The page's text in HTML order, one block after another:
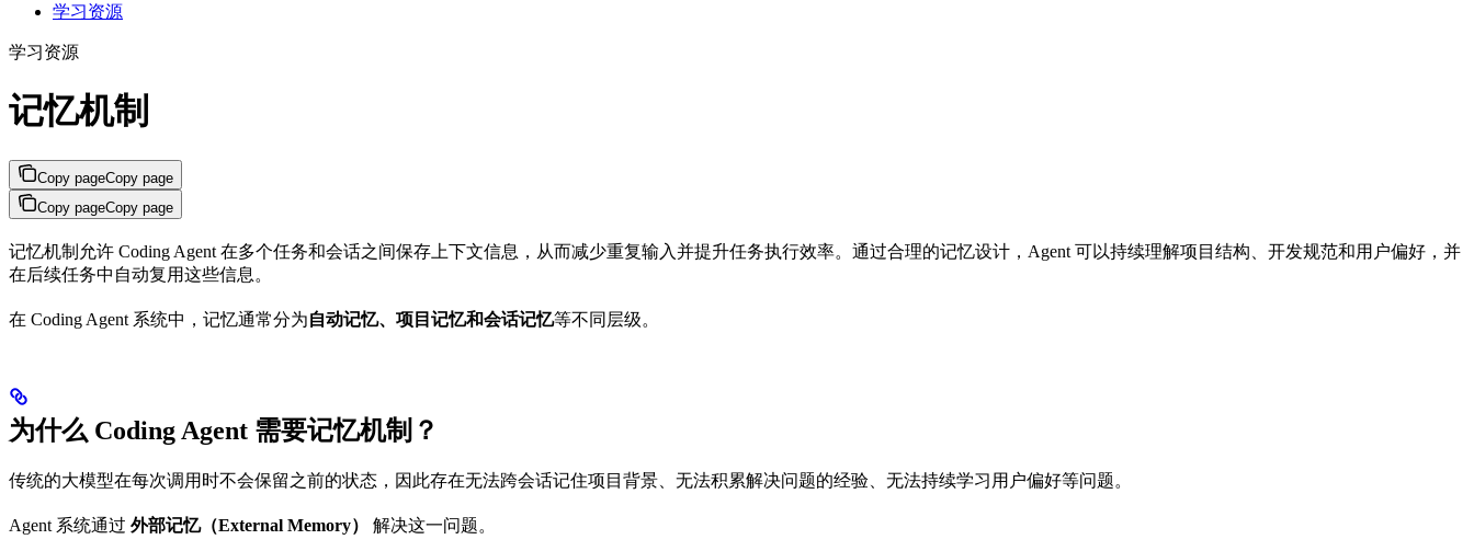
学习资源
学习资源
记忆机制
Copy pageCopy page
Copy pageCopy page
记忆机制允许 Coding Agent 在多个任务和会话之间保存上下文信息，从而减少重复输入并提升任务执行效率。通过合理的记忆设计，Agent 可以持续理解项目结构、开发规范和用户偏好，并
在后续任务中自动复用这些信息。
在 Coding Agent 系统中，记忆通常分为自动记忆、项目记忆和会话记忆等不同层级。
为什么 Coding Agent 需要记忆机制？
传统的大模型在每次调用时不会保留之前的状态，因此存在无法跨会话记住项目背景、无法积累解决问题的经验、无法持续学习用户偏好等问题。
Agent 系统通过 外部记忆（External Memory） 解决这一问题。